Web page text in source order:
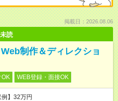
掲載日：2026.08.06
未読
制作＆ディレクショ
OK WEB登録・面接OK
】32万円